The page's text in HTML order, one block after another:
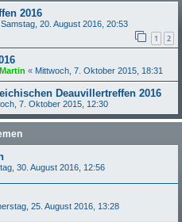
2016
Samstag, 20. August 2016, 20:53
1 2
« Mittwoch, 7. Oktober 2015, 18:31
Deauvillertreffen 2016
7. Oktober 2015, 12:30
30. August 2016, 12:56
25. August 2016, 13:28